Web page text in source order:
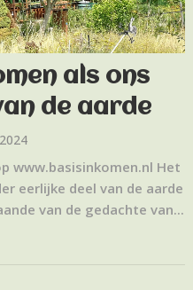
als ons
de aarde
www.basisinkomen.nl Het
eerlijke deel van de aarde
van de gedachte van...